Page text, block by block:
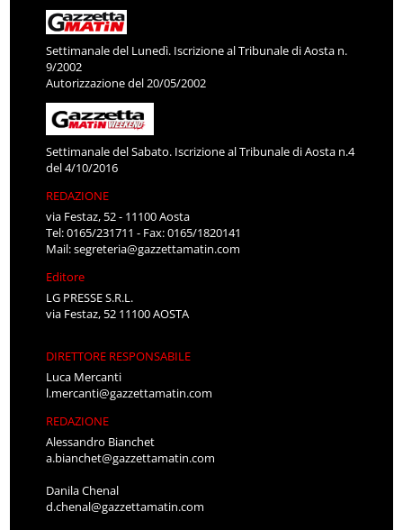
Settimanale del Lunedì. Iscrizione al Tribunale di Aosta n.
9/2002
Autorizzazione del 20/05/2002
Settimanale del Sabato. Iscrizione al Tribunale di Aosta n.4
del 4/10/2016
REDAZIONE
via Festaz, 52 - 11100 Aosta
Tel: 0165/231711 - Fax: 0165/1820141
Mail:segreteria@gazzettamatin.com
Editore
LG PRESSE S.R.L.
via Festaz, 52 11100 AOSTA
DIRETTORE RESPONSABILE
Luca Mercanti
l.mercanti@gazzettamatin.com
REDAZIONE
Alessandro Bianchet
a.bianchet@gazzettamatin.com
Danila Chenal
d.chenal@gazzettamatin.com